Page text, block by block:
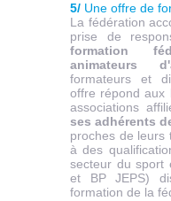
5/ Une offre de
La fédération
prise de
formation
animateurs
formateurs et
offre répond aux
associations
ses adhérents
proches de leurs
à des
secteur du sport
et BP JEPS)
formation de la